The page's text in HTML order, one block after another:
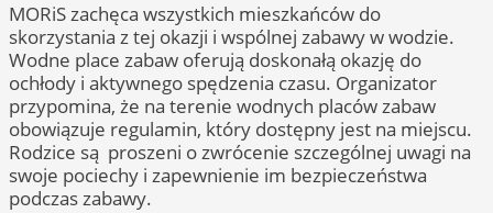
MORiS zachęca wszystkich mieszkańców do
skorzystania z tej okazji i wspólnej zabawy w wodzie.
Wodne place zabaw oferują doskonałą okazję do
ochłody i aktywnego spędzenia czasu. Organizator
przypomina, że na terenie wodnych placów zabaw
obowiązuje regulamin, który dostępny jest na miejscu.
Rodzice są proszeni o zwrócenie szczególnej uwagi na
swoje pociechy i zapewnienie im bezpieczeństwa
podczas zabawy.